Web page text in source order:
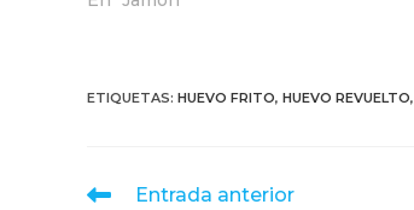
ETIQUETAS: HUEVO FRITO, HUEVO REVUELTO,
Leer
Entrada anterior